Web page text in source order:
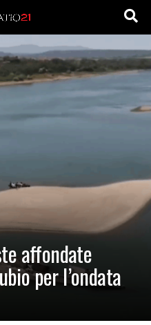
affondate
per l’ondata